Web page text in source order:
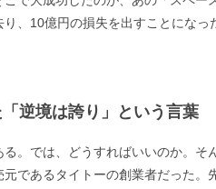
、10億円の損失を出すことになっ
「逆境は誇り」という言葉
。では、どうすればいいのか。
であるタイトーの創業者だった